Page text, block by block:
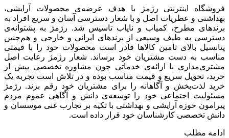
فروشگاه اینترنتی رژمژ با هدف عرضه‌ی محصولات آرایشی،
بهداشتی و عطریات اصل و با شعار دسترسی آسان و سریع افراد به
برندهای مطرح، کمیاب و نایاب تاسیس شد. رژمژ به پشتوانه‌ی
دسترسی به طیف وسیعی از برندهای ایرانی و خارجی و هم‌چنین
پتانسیل بالای تامین کالاها قادر است محصولات خود را با قیمتی
مناسب به دست مشتریان خود برساند. شعار رژمژ رعایت اصل
مشتری‌مداری با ارائه‌ی خدماتی چون مشاوره تخصصی پیش از
خرید، تحویل سریع و قیمت مناسب بوده و در تلاش است تجربه یک
خرید لذت‌بخش و آگاهانه را برای مشتریان خود رقم بزند. رژمژ
مسئولیت اجتماعی خود را توسعه‌ی دانش و آگاهی عموم مردم
پیرامون حوزه آرایشی و بهداشتی با تکیه بر تجارب غنی موسسان و
دانش تخصصی کارشناسان خود قرار داده است.
ادامه مطلب